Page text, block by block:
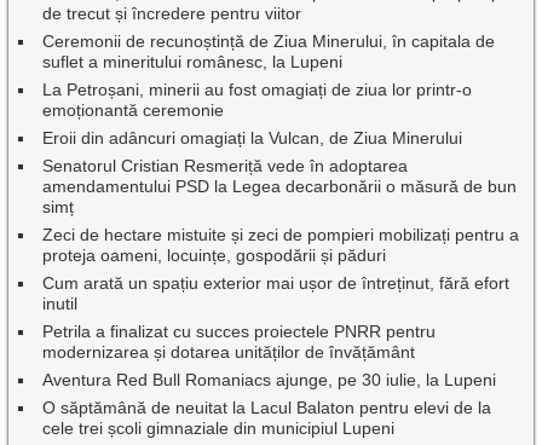
de trecut și încredere pentru viitor
Ceremonii de recunoștință de Ziua Minerului, în capitala de
suflet a mineritului românesc, la Lupeni
La Petroșani, minerii au fost omagiați de ziua lor printr-o
emoționantă ceremonie
Eroii din adâncuri omagiați la Vulcan, de Ziua Minerului
Senatorul Cristian Resmeriță vede în adoptarea
amendamentului PSD la Legea decarbonării o măsură de bun
simț
Zeci de hectare mistuite și zeci de pompieri mobilizați pentru a
proteja oameni, locuințe, gospodării și păduri
Cum arată un spațiu exterior mai ușor de întreținut, fără efort
inutil
Petrila a finalizat cu succes proiectele PNRR pentru
modernizarea și dotarea unităților de învățământ
Aventura Red Bull Romaniacs ajunge, pe 30 iulie, la Lupeni
O săptămână de neuitat la Lacul Balaton pentru elevi de la
cele trei școli gimnaziale din municipiul Lupeni